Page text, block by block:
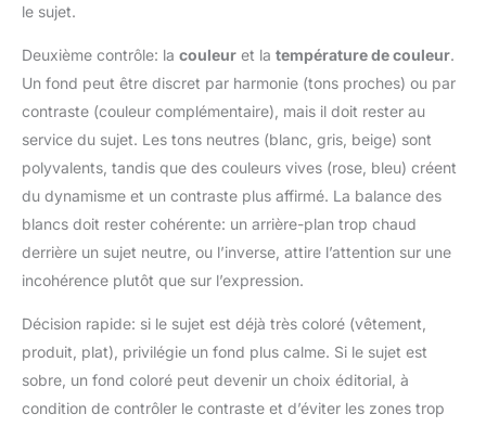
le sujet.
Deuxième contrôle: la couleur et la température de couleur.
Un fond peut être discret par harmonie (tons proches) ou par
contraste (couleur complémentaire), mais il doit rester au
service du sujet. Les tons neutres (blanc, gris, beige) sont
polyvalents, tandis que des couleurs vives (rose, bleu) créent
du dynamisme et un contraste plus affirmé. La balance des
blancs doit rester cohérente: un arrière-plan trop chaud
derrière un sujet neutre, ou l’inverse, attire l’attention sur une
incohérence plutôt que sur l’expression.
Décision rapide: si le sujet est déjà très coloré (vêtement,
produit, plat), privilégie un fond plus calme. Si le sujet est
sobre, un fond coloré peut devenir un choix éditorial, à
condition de contrôler le contraste et d’éviter les zones trop